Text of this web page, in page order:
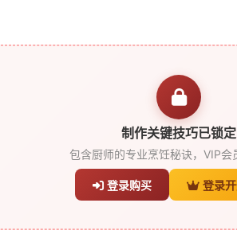
制作关键技巧已锁定
包含厨师的专业烹饪秘诀，VIP会
登录购买 登录